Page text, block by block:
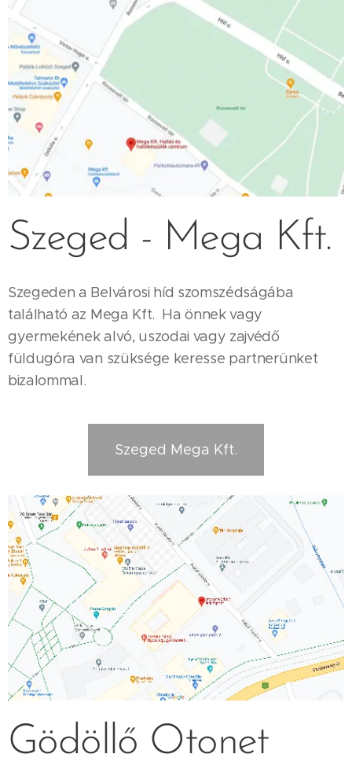
Szeged - Mega Kft.
Szegeden a Belvárosi híd szomszédságába
található az Mega Kft. Ha önnek vagy
gyermekének alvó, uszodai vagy zajvédő
füldugóra van szüksége keresse partnerünket
bizalommal.
Szeged Mega Kft.
Gödöllő Otonet